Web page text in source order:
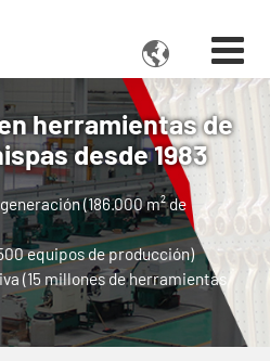

herramientas de
desde 1983
(186.000 m² de
equipos de producción)
(15 millones de herramientas